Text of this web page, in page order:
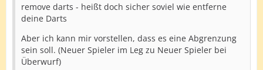
remove darts - heißt doch sicher soviel wie entferne
deine Darts
Aber ich kann mir vorstellen, dass es eine Abgrenzung
sein soll. (Neuer Spieler im Leg zu Neuer Spieler bei
Überwurf)